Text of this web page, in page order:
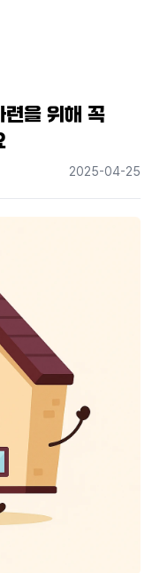
련을 위해 꼭
2025-04-25